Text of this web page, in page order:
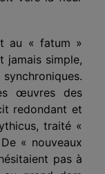
au « fatum »
jamais simple,
œuvres des
redondant et
traité «
« nouveaux
pas à